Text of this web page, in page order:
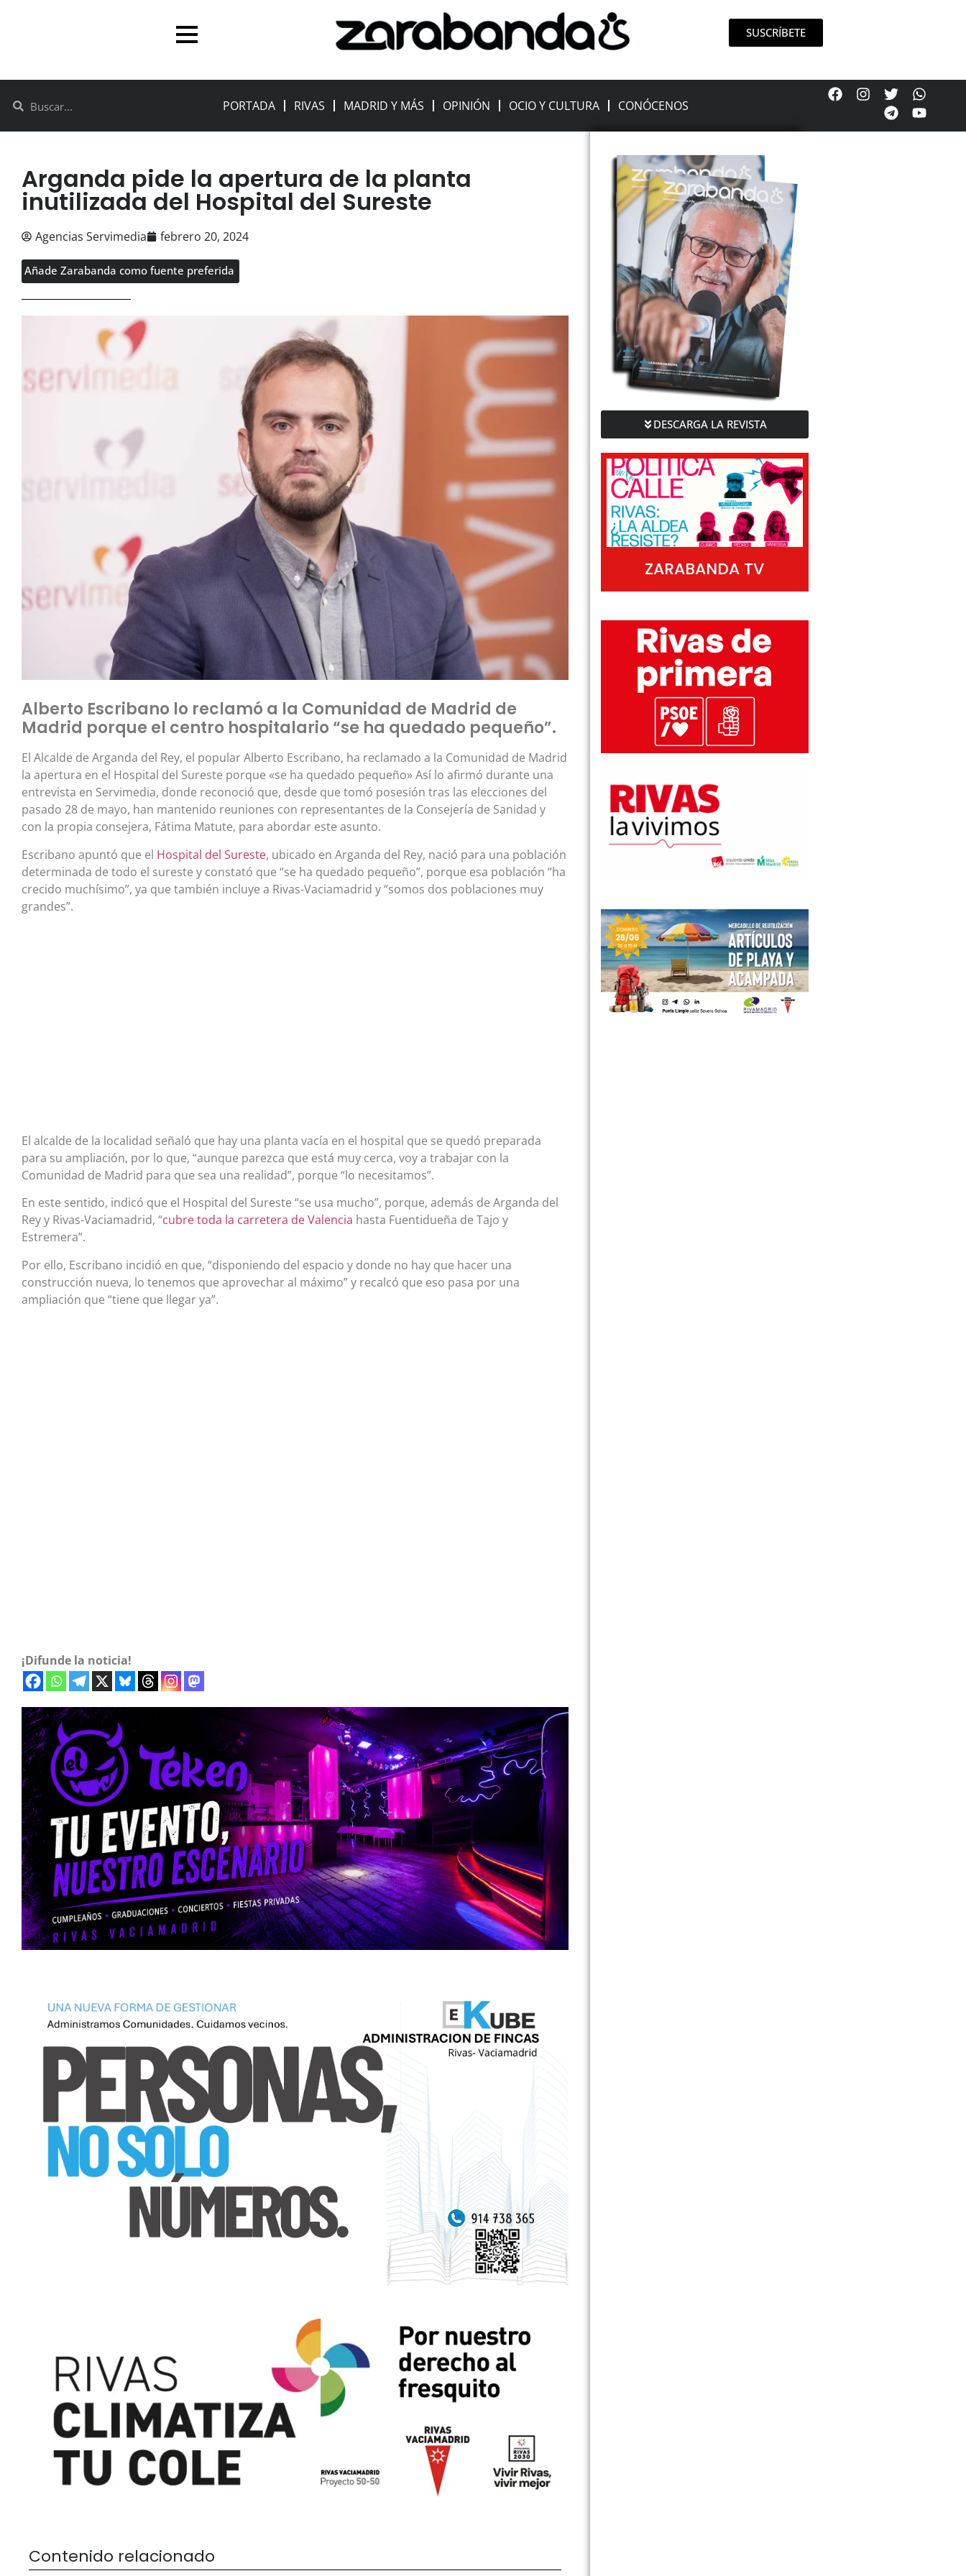
SUSCRÍBETE
PORTADA RIVAS MADRID Y MÁS OPINIÓN OCIO Y CULTURA CONÓCENOS
Arganda pide la apertura de la planta
inutilizada del Hospital del Sureste
Agencias Servimedia febrero 20, 2024
Añade Zarabanda como fuente preferida
Alberto Escribano lo reclamó a la Comunidad de Madrid de
Madrid porque el centro hospitalario “se ha quedado pequeño”.
El Alcalde de Arganda del Rey, el popular Alberto Escribano, ha reclamado a la Comunidad de Madrid
la apertura en el Hospital del Sureste porque «se ha quedado pequeño» Así lo afirmó durante una
entrevista en Servimedia, donde reconoció que, desde que tomó posesión tras las elecciones del
pasado 28 de mayo, han mantenido reuniones con representantes de la Consejería de Sanidad y
con la propia consejera, Fátima Matute, para abordar este asunto.
Escribano apuntó que el Hospital del Sureste, ubicado en Arganda del Rey, nació para una población
determinada de todo el sureste y constató que “se ha quedado pequeño”, porque esa población “ha
crecido muchísimo”, ya que también incluye a Rivas-Vaciamadrid y “somos dos poblaciones muy
grandes”.
El alcalde de la localidad señaló que hay una planta vacía en el hospital que se quedó preparada
para su ampliación, por lo que, “aunque parezca que está muy cerca, voy a trabajar con la
Comunidad de Madrid para que sea una realidad”, porque “lo necesitamos”.
En este sentido, indicó que el Hospital del Sureste “se usa mucho”, porque, además de Arganda del
Rey y Rivas-Vaciamadrid, “cubre toda la carretera de Valencia hasta Fuentidueña de Tajo y
Estremera”.
Por ello, Escribano incidió en que, “disponiendo del espacio y donde no hay que hacer una
construcción nueva, lo tenemos que aprovechar al máximo” y recalcó que eso pasa por una
ampliación que “tiene que llegar ya”.
¡Difunde la noticia!
Contenido relacionado
DESCARGA LA REVISTA
ZARABANDA TV